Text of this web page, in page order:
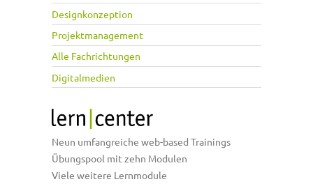
Designkonzeption
Projektmanagement
Alle Fachrichtungen
Digitalmedien
Neun umfangreiche web-based Trainings
Übungspool mit zehn Modulen
Viele weitere Lernmodule